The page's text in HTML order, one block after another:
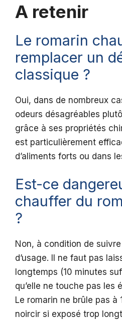
A retenir
Le romarin
remplacer un
classique ?
Oui, dans de nombreux
odeurs désagréables
grâce à ses propriétés
est particulièrement
d’aliments forts ou dans
Est-ce
chauffer du
?
Non, à condition de
d’usage. Il ne faut pas
longtemps (10 minutes
qu’elle ne touche pas les
Le romarin ne brûle pas à
noircir si exposé trop